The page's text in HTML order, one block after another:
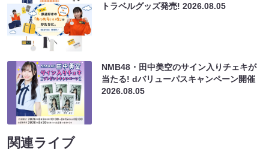
トラベルグッズ発売!2026.08.05
NMB48・田中美空のサイン入りチェキが
当たる! dバリューパスキャンペーン開催
2026.08.05
関連ライブ